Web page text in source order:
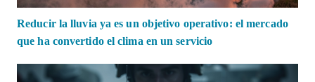
Reducir la lluvia ya es un objetivo operativo: el mercado
que ha convertido el clima en un servicio